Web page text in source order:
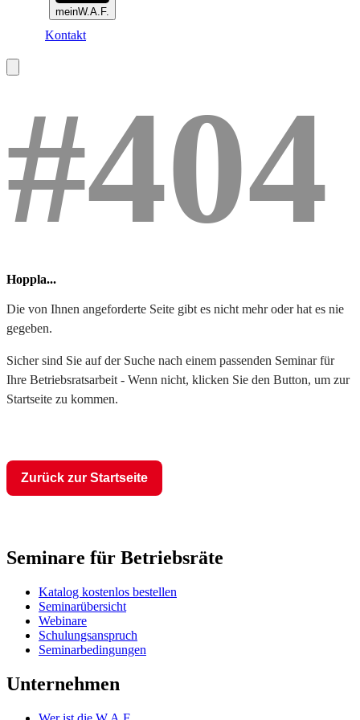
meinW.A.F.
Kontakt
#404
Hoppla...
Die von Ihnen angeforderte Seite gibt es nicht mehr oder hat es nie
gegeben.
Sicher sind Sie auf der Suche nach einem passenden Seminar für
Ihre Betriebsratsarbeit - Wenn nicht, klicken Sie den Button, um zur
Startseite zu kommen.
Zurück zur Startseite
Seminare für Betriebsräte
Katalog kostenlos bestellen
Seminarübersicht
Webinare
Schulungsanspruch
Seminarbedingungen
Unternehmen